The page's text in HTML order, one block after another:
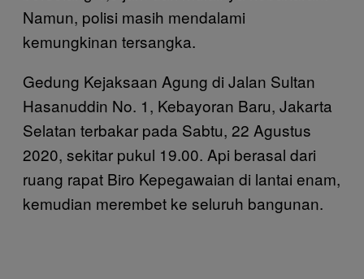
Namun, polisi masih mendalami
kemungkinan tersangka.
Gedung Kejaksaan Agung di Jalan Sultan
Hasanuddin No. 1, Kebayoran Baru, Jakarta
Selatan terbakar pada Sabtu, 22 Agustus
2020, sekitar pukul 19.00. Api berasal dari
ruang rapat Biro Kepegawaian di lantai enam,
kemudian merembet ke seluruh bangunan.